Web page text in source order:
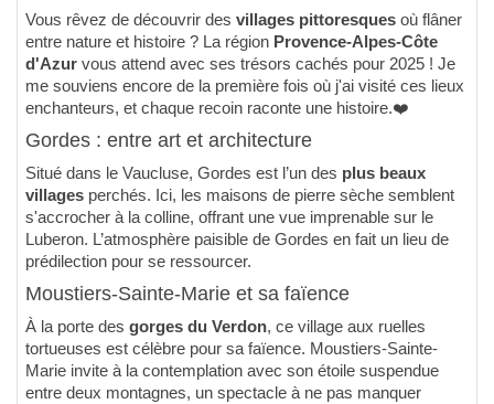
Vous rêvez de découvrir des villages pittoresques où flâner
entre nature et histoire ? La région Provence-Alpes-Côte
d'Azur vous attend avec ses trésors cachés pour 2025 ! Je
me souviens encore de la première fois où j'ai visité ces lieux
enchanteurs, et chaque recoin raconte une histoire.❤️
Gordes : entre art et architecture
Situé dans le Vaucluse, Gordes est l’un des plus beaux
villages perchés. Ici, les maisons de pierre sèche semblent
s'accrocher à la colline, offrant une vue imprenable sur le
Luberon. L’atmosphère paisible de Gordes en fait un lieu de
prédilection pour se ressourcer.
Moustiers-Sainte-Marie et sa faïence
À la porte des gorges du Verdon, ce village aux ruelles
tortueuses est célèbre pour sa faïence. Moustiers-Sainte-
Marie invite à la contemplation avec son étoile suspendue
entre deux montagnes, un spectacle à ne pas manquer